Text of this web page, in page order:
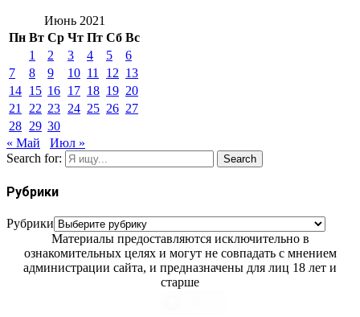
Июнь 2021
Пн Вт Ср Чт Пт Сб Вс
1
2 3 4 5
6
7
8 9 10 11 12 13
14 15 16 17 18 19 20
21
22 23 24 25 26 27
28 29 30
« Май
Июл »
Search for:
Search
Рубрики
Рубрики
Материалы предоставляются исключительно в
ознакомительных целях и могут не совпадать с мнением
администрации сайта, и предназначены для лиц 18 лет и
старше